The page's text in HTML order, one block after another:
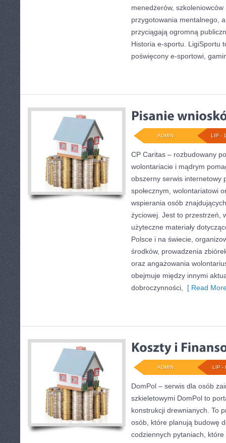
menedżerów,
przygotowania mentalnego,
przyciągają ogromną
Historia e-sportu. LigiSportu
poświęcony e-sportowi,
LIP -
ADMIN
CP Caritas – rozbudowany
wolontariacie i mądrym
obszerny serwis internetowy
społecznym, wolontariatowi
wspierania osób
życiowej. Jest to przestrzeń,
użyteczne materiały
Polsce i na świecie,
środków, prowadzenia
oraz angażowania
obejmuje między innymi
dobroczynności,
[ Read
LIP -
ADMIN
DomPol – serwis dla osób
szkieletowymi DomPol to
konstrukcji drewnianych. To
osób, które planują budowę
codziennych pytaniach,